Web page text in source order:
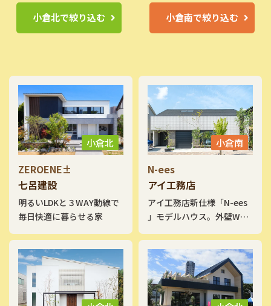
小倉北で絞り込む 小倉南で絞り込む
小倉北
ZEROENE±
七呂建設
明るいLDKと３WAY動線で
毎日快適に暮らせる家
小倉南
N-ees
アイ工務店
アイ工務店新仕様「N-ees
」モデルハウス。外壁W断
モチーフにした外観と、ビ
ルトインガレージを囲む
LDK 。お気に入りのMINIと
いつも一緒です。 生活空間